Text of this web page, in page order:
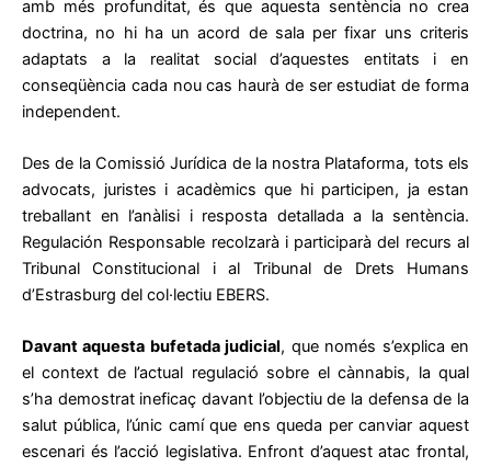
amb més profunditat, és que aquesta sentència no crea
doctrina, no hi ha un acord de sala per fixar uns criteris
adaptats a la realitat social d’aquestes entitats i en
conseqüència cada nou cas haurà de ser estudiat de forma
independent.
Des de la Comissió Jurídica de la nostra Plataforma, tots els
advocats, juristes i acadèmics que hi participen, ja estan
treballant en l’anàlisi i resposta detallada a la sentència.
Regulación Responsable recolzarà i participarà del recurs al
Tribunal Constitucional i al Tribunal de Drets Humans
d’Estrasburg del col·lectiu EBERS.
Davant aquesta bufetada judicial, que només s’explica en
el context de l’actual regulació sobre el cànnabis, la qual
s’ha demostrat ineficaç davant l’objectiu de la defensa de la
salut pública, l’únic camí que ens queda per canviar aquest
escenari és l’acció legislativa. Enfront d’aquest atac frontal,